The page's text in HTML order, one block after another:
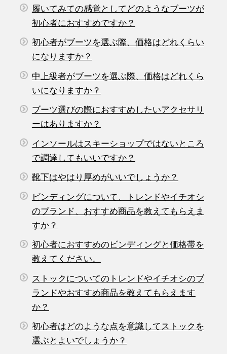
履いてみての感覚としてどのようなブーツが
初心者におすすめですか？
初心者がブーツを選ぶ際、価格はどれくらい
になりますか？
中上級者がブーツを選ぶ際、価格はどれくら
いになりますか？
ブーツ選びの際におすすめしたいアクセサリ
ーはありますか？
インソールはスキーショップではないところ
で調達してもいいですか？
靴下はやはり厚めがいいでしょうか？
ビンディングについて、トレンドやイチオシ
のブランド、おすすめ商品を教えてもらえま
すか？
初心者におすすめのビンディングと価格帯を
教えてください。
ストックについてのトレンドやイチオシのブ
ランドやおすすめ商品を教えてもらえます
か？
初心者はどのような点を意識してストックを
選ぶとよいでしょうか？